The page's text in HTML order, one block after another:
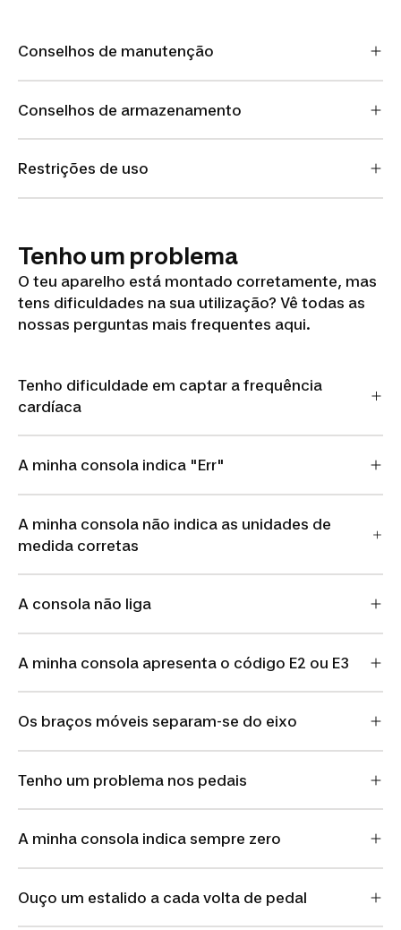
Conselhos de manutenção
Conselhos de armazenamento
Restrições de uso
Tenho um problema
O teu aparelho está montado corretamente, mas
tens dificuldades na sua utilização? Vê todas as
nossas perguntas mais frequentes aqui.
Tenho dificuldade em captar a frequência
cardíaca
A minha consola indica "Err"
A minha consola não indica as unidades de
medida corretas
A consola não liga
A minha consola apresenta o código E2 ou E3
Os braços móveis separam-se do eixo
Tenho um problema nos pedais
A minha consola indica sempre zero
Ouço um estalido a cada volta de pedal